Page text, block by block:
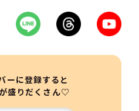
に登録すると
盛りだくさん♡